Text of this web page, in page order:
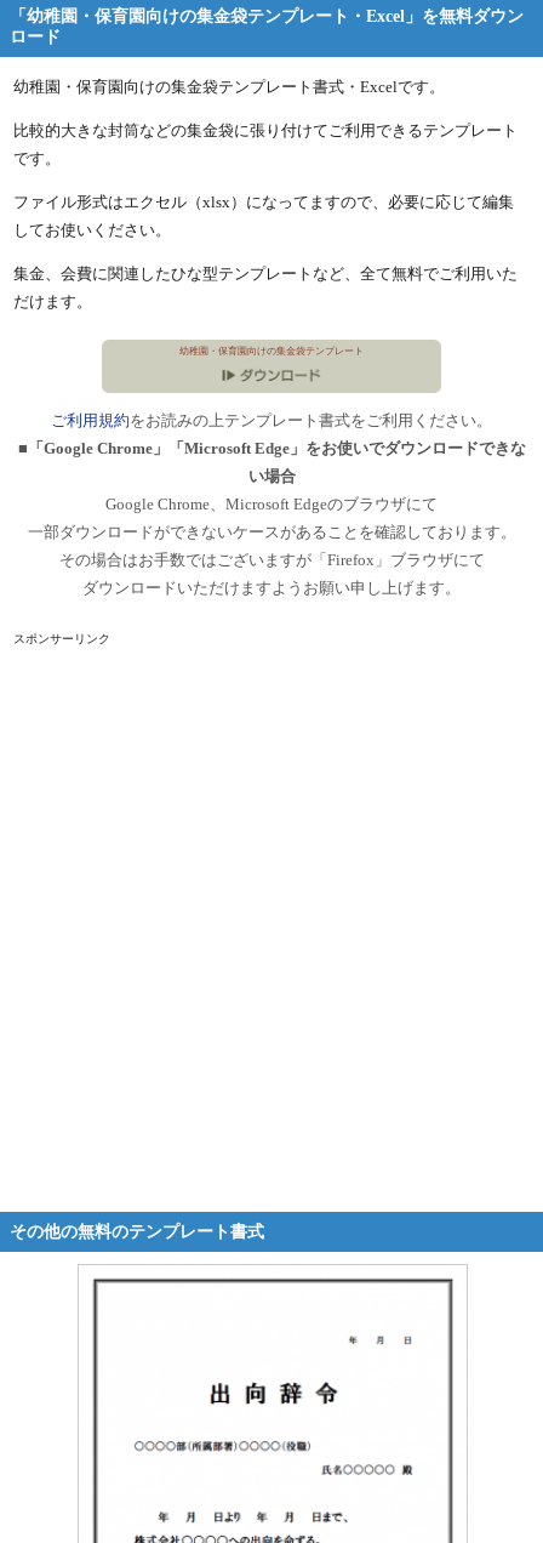
「幼稚園・保育園向けの集金袋テンプレート・Excel」を無料ダウン
ロード
幼稚園・保育園向けの集金袋テンプレート書式・Excelです。
比較的大きな封筒などの集金袋に張り付けてご利用できるテンプレート
です。
ファイル形式はエクセル（xlsx）になってますので、必要に応じて編集
してお使いください。
集金、会費に関連したひな型テンプレートなど、全て無料でご利用いた
だけます。
幼稚園・保育園向けの集金袋テンプレート
ご利用規約をお読みの上テンプレート書式をご利用ください。
■「Google Chrome」「Microsoft Edge」をお使いでダウンロードできな
い場合
Google Chrome、Microsoft Edgeのブラウザにて
一部ダウンロードができないケースがあることを確認しております。
その場合はお手数ではございますが「Firefox」ブラウザにて
ダウンロードいただけますようお願い申し上げます。
スポンサーリンク
その他の無料のテンプレート書式